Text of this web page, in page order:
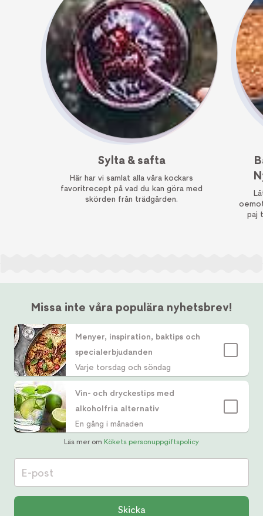
Sylta & safta
Här har vi samlat alla våra kockars
favoritrecept på vad du kan göra med
skörden från trädgården.
paj
Missa inte våra populära nyhetsbrev!
Menyer, inspiration, baktips och
specialerbjudanden
Varje torsdag och söndag
Vin- och dryckestips med
alkoholfria alternativ
En gång i månaden
Läs mer om Kökets personuppgiftspolicy
E-post
Skicka